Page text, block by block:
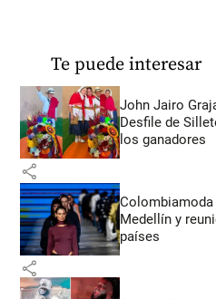
Te puede interesar
John Jairo
Desfile de
los ganadores
share
Medellín y
países
share